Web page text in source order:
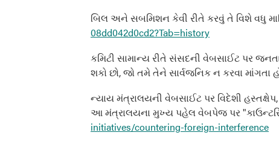
બિલ અને સબમિશન કેવી રીતે કરવું તે વિશે વધુ
08dd042d0cd2?Tab=history
કમિટી સામાન્ય રીતે સંસદની વેબસાઈટ પર
શકો છો, જો તમે તેને સાર્વજનિક ન કરવા
ન્યાય મંત્રાલયની વેબસાઈટ પર વિદેશી
આ મંત્રાલયના મુખ્ય પહેલ વેબપેજ પર
initiatives/countering-foreign-interference